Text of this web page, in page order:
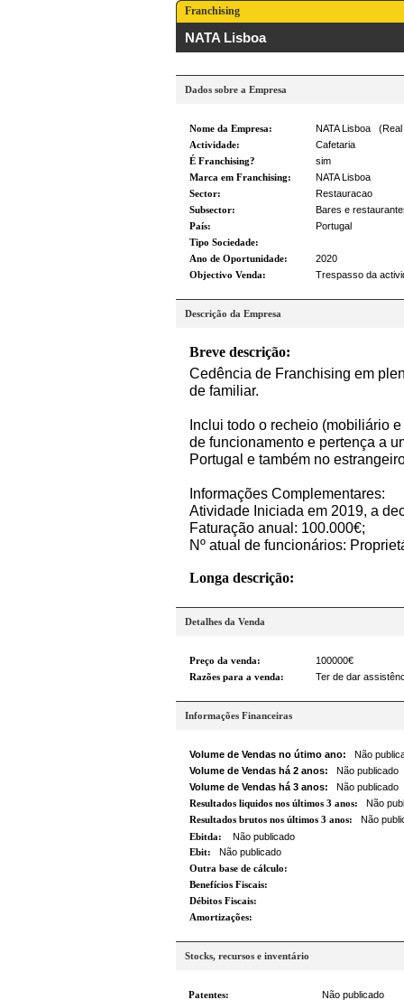
Franchising
NATA Lisboa
Dados sobre a Empresa
Nome da Empresa:
NATA Lisboa
Actividade:
Cafetaria
É Franchising?
sim
Marca em Franchising:
NATA Lisboa
Sector:
Restauracao
Subsector:
Bares e
País:
Portugal
Tipo Sociedade:
Ano de Oportunidade:
2020
Objectivo Venda:
Trespasso da
Descrição da Empresa
Breve descrição:
Cedência de Franchising em
de familiar.
Inclui todo o recheio (mobiliário
de funcionamento e pertença a
Portugal e também no
Informações Complementares:
Atividade Iniciada em 2019, a
Faturação anual: 100.000€;
Nº atual de funcionários:
Longa descrição:
Detalhes da Venda
Preço da venda:
100000€
Razões para a venda:
Ter de dar
Informações Financeiras
Volume de Vendas no útimo ano: Não
Volume de Vendas há 2 anos: Não publicado
Volume de Vendas há 3 anos: Não publicado
Resultados liquidos nos últimos 3 anos: Não
Resultados brutos nos últimos 3 anos:
Não
Ebitda:
Não publicado
Ebit:
Não publicado
Outra base de cálculo:
Benefícios Fiscais:
Débitos Fiscais:
Amortizações:
Stocks, recursos e inventário
Patentes:
Não publicado